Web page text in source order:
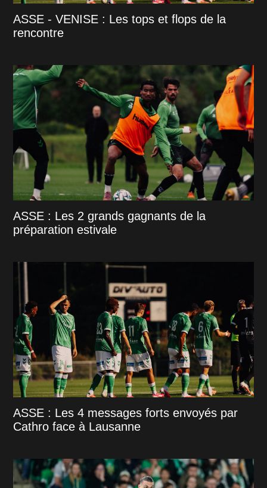
ASSE - VENISE : Les tops et flops de la
rencontre
ASSE : Les 2 grands gagnants de la
préparation estivale
ASSE : Les 4 messages forts envoyés par
Cathro face à Lausanne